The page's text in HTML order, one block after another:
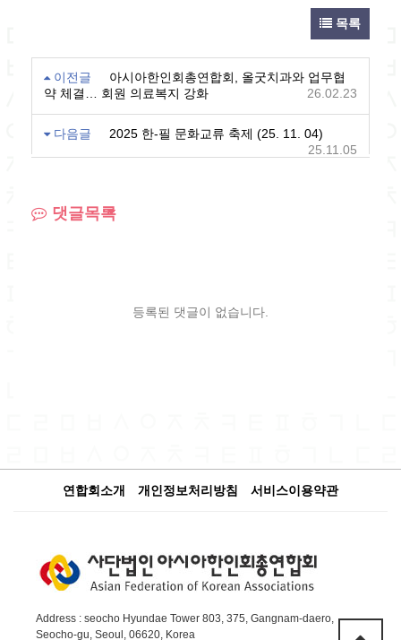
목록
이전글
아시아한인회총연합회, 올굿치과와 업무협
약 체결… 회원 의료복지 강화
26.02.23
다음글
2025 한-필 문화교류 축제 (25. 11. 04)
25.11.05
댓글목록
등록된 댓글이 없습니다.
연합회소개 개인정보처리방침 서비스이용약관
Address : seocho Hyundae Tower 803, 375, Gangnam-daero,
Seocho-gu, Seoul, 06620, Korea